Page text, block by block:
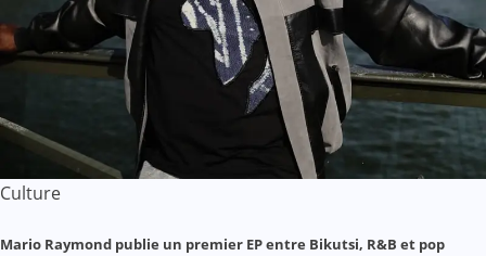
Culture
Mario Raymond publie un premier EP entre Bikutsi, R&B et pop